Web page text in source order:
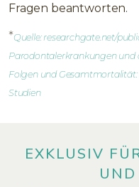
Fragen beantworten.
*Quelle: researchgate.net/
Parodontalerkrankungen und
Folgen und
Studien
EXKLUSIV